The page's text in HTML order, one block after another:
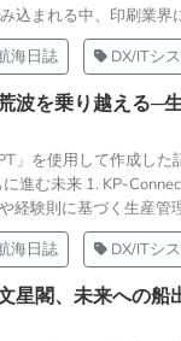
込まれる中、印刷業界
海日誌 DX/ITシ
波を乗り越える─
」を使用して作成し
進む未来 1. KP-
経験則に基づく生産管
海日誌 DX/ITシ
星閣、未来への